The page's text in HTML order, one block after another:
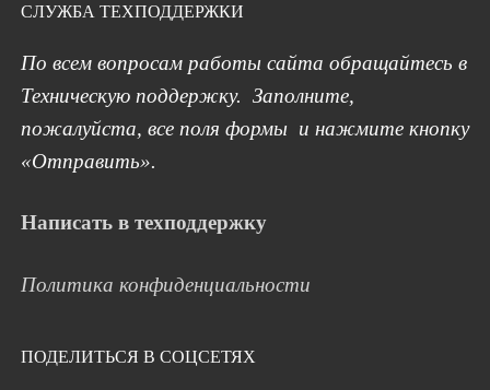
СЛУЖБА ТЕХПОДДЕРЖКИ
По всем вопросам работы сайта обращайтесь в
Техническую поддержку. Заполните,
пожалуйста, все поля формы и нажмите кнопку
«Отправить».
Написать в техподдержку
Политика конфиденциальности
ПОДЕЛИТЬСЯ В СОЦСЕТЯХ